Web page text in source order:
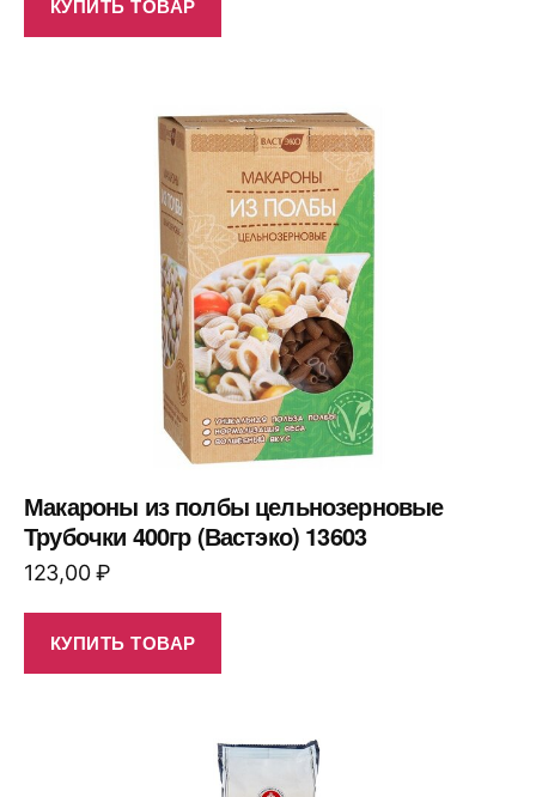
КУПИТЬ ТОВАР
Макароны из полбы цельнозерновые
Трубочки 400гр (Вастэко) 13603
123,00₽
КУПИТЬ ТОВАР